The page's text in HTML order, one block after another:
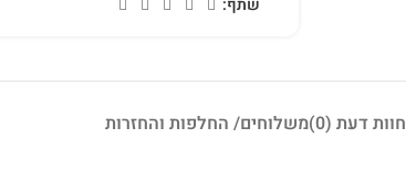
שתף:
חוות דעת (0) משלוחים/ החלפות והחזרות